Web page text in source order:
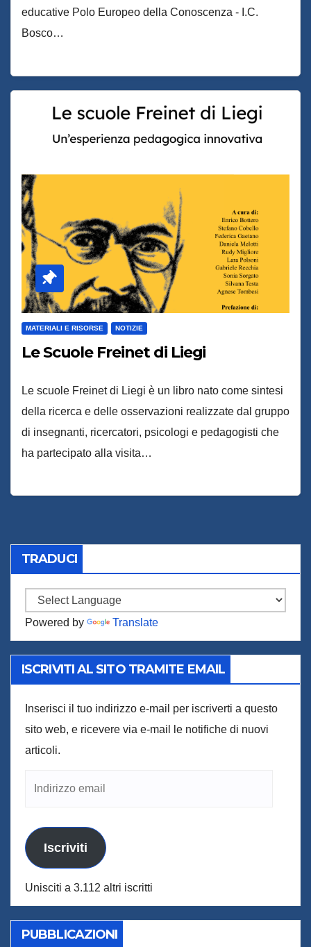
educative Polo Europeo della Conoscenza - I.C.
Bosco…
MATERIALI E RISORSE NOTIZIE
Le Scuole Freinet di Liegi
Le scuole Freinet di Liegi è un libro nato come sintesi
della ricerca e delle osservazioni realizzate dal gruppo
di insegnanti, ricercatori, psicologi e pedagogisti che
ha partecipato alla visita…
TRADUCI
Powered by Translate
ISCRIVITI AL SITO TRAMITE EMAIL
Inserisci il tuo indirizzo e-mail per iscriverti a questo
sito web, e ricevere via e-mail le notifiche di nuovi
articoli.
Iscriviti
Unisciti a 3.112 altri iscritti
PUBBLICAZIONI